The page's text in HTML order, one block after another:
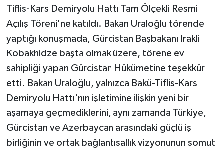
Tiflis-Kars Demiryolu Hattı Tam Ölçekli Resmi
Açılış Töreni'ne katıldı. Bakan Uraloğlu törende
yaptığı konuşmada, Gürcistan Başbakanı Irakli
Kobakhidze başta olmak üzere, törene ev
sahipliği yapan Gürcistan Hükümetine teşekkür
etti. Bakan Uraloğlu, yalnızca Bakü-Tiflis-Kars
Demiryolu Hattı'nın işletimine ilişkin yeni bir
aşamaya geçmediklerini, aynı zamanda Türkiye,
Gürcistan ve Azerbaycan arasındaki güçlü iş
birliğinin ve ortak bağlantısallık vizyonunun somut